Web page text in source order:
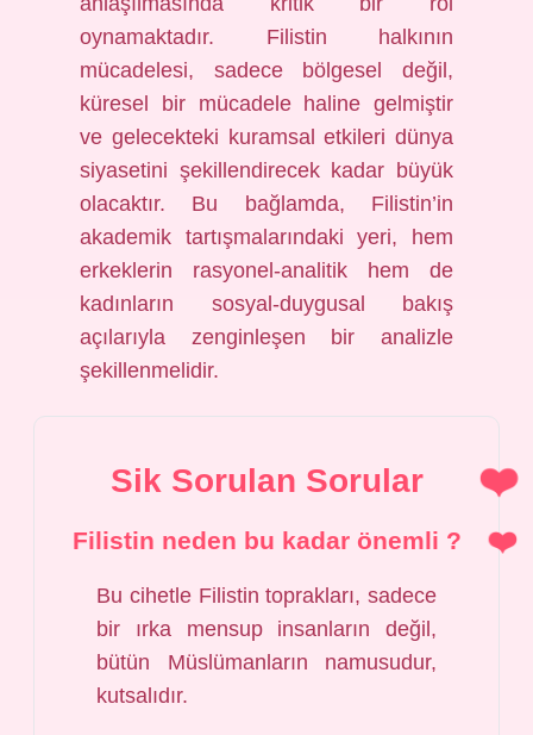
oynamaktadır. Filistin halkının
mücadelesi, sadece bölgesel değil,
küresel bir mücadele haline gelmiştir
ve gelecekteki kuramsal etkileri dünya
siyasetini şekillendirecek kadar büyük
olacaktır. Bu bağlamda, Filistin’in
akademik tartışmalarındaki yeri, hem
erkeklerin rasyonel-analitik hem de
kadınların sosyal-duygusal bakış
açılarıyla zenginleşen bir analizle
şekillenmelidir.
Sik Sorulan Sorular
Filistin neden bu kadar önemli ?
Bu cihetle Filistin toprakları, sadece
bir ırka mensup insanların değil,
bütün Müslümanların namusudur,
kutsalıdır.